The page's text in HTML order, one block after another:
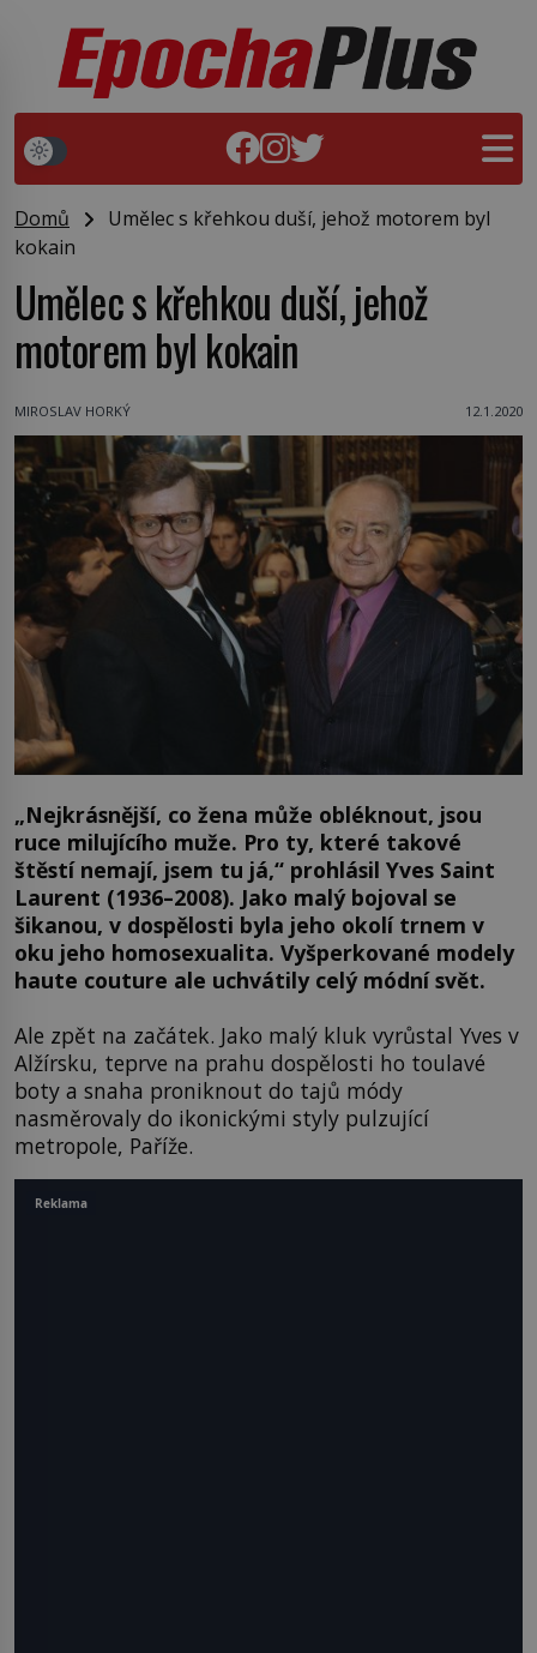
Domů
Umělec s křehkou duší, jehož motorem byl
kokain
Umělec s křehkou duší, jehož
motorem byl kokain
MIROSLAV HORKÝ 12.1.2020
„Nejkrásnější, co žena může obléknout, jsou
ruce milujícího muže. Pro ty, které takové
štěstí nemají, jsem tu já,“ prohlásil Yves Saint
Laurent (1936–2008). Jako malý bojoval se
šikanou, v dospělosti byla jeho okolí trnem v
oku jeho homosexualita. Vyšperkované modely
haute couture ale uchvátily celý módní svět.
Ale zpět na začátek. Jako malý kluk vyrůstal Yves v
Alžírsku, teprve na prahu dospělosti ho toulavé
boty a snaha proniknout do tajů módy
nasměrovaly do ikonickými styly pulzující
metropole, Paříže.
Reklama